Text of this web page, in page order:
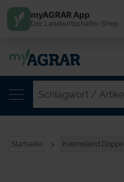
Startseite Kverneland
myAGRAR App
Der Landwirtschafts-Shop